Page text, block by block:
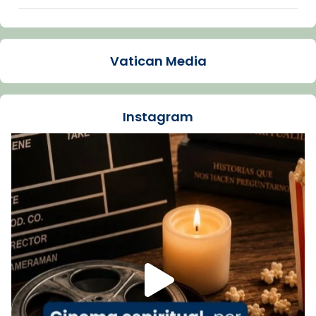
Arquebisbat de Barcelona
La Carmina va patir depressió. Fa gairebé
dos mesos, a l'Estadi Lluís Companys, la
Recupera l'entrevista comp
Vatican
tican News 👇
www.vaticannews.va/es/iglesia/news/2026-
07/carmina-historia-depresion-papa-viaje-
espana-testimoni...
Foto
View on Facebook · Share
Arquebisbat de Barcelona
Vatican Media
Instagram